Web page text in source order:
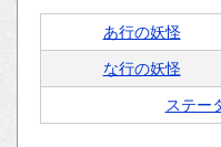
あ行の妖怪
な行の妖怪
ステー